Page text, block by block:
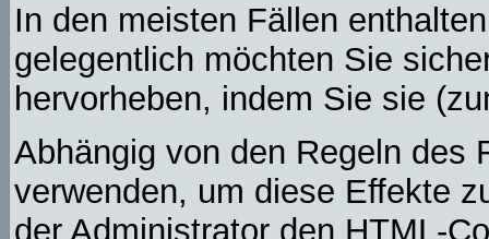
In den meisten Fällen
gelegentlich möchten Sie
hervorheben, indem Sie sie
Abhängig von den Regeln des
verwenden, um diese Effekte
der Administrator den HTML-